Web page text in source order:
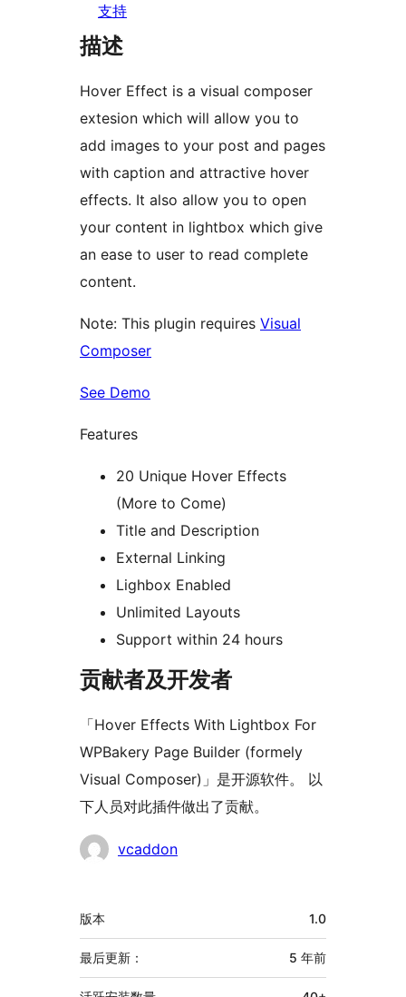
支持
描述
Hover Effect is a visual composer
extesion which will allow you to
add images to your post and pages
with caption and attractive hover
effects. It also allow you to open
your content in lightbox which give
an ease to user to read complete
content.
Note: This plugin requires Visual
Composer
See Demo
Features
20 Unique Hover Effects
(More to Come)
Title and Description
External Linking
Lighbox Enabled
Unlimited Layouts
Support within 24 hours
贡献者及开发者
「Hover Effects With Lightbox For
WPBakery Page Builder (formely
Visual Composer)」是开源软件。 以
下人员对此插件做出了贡献。
贡
vcaddon
额
外
信
息
版本 1.0
最后更新： 5 年前